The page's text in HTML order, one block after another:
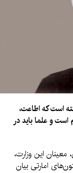
است که اطاعت،
و علما باید در
معینان این وزارت،
امارتی بیان